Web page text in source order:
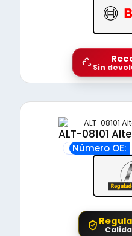
Sin
ALT-08101
Número OE: